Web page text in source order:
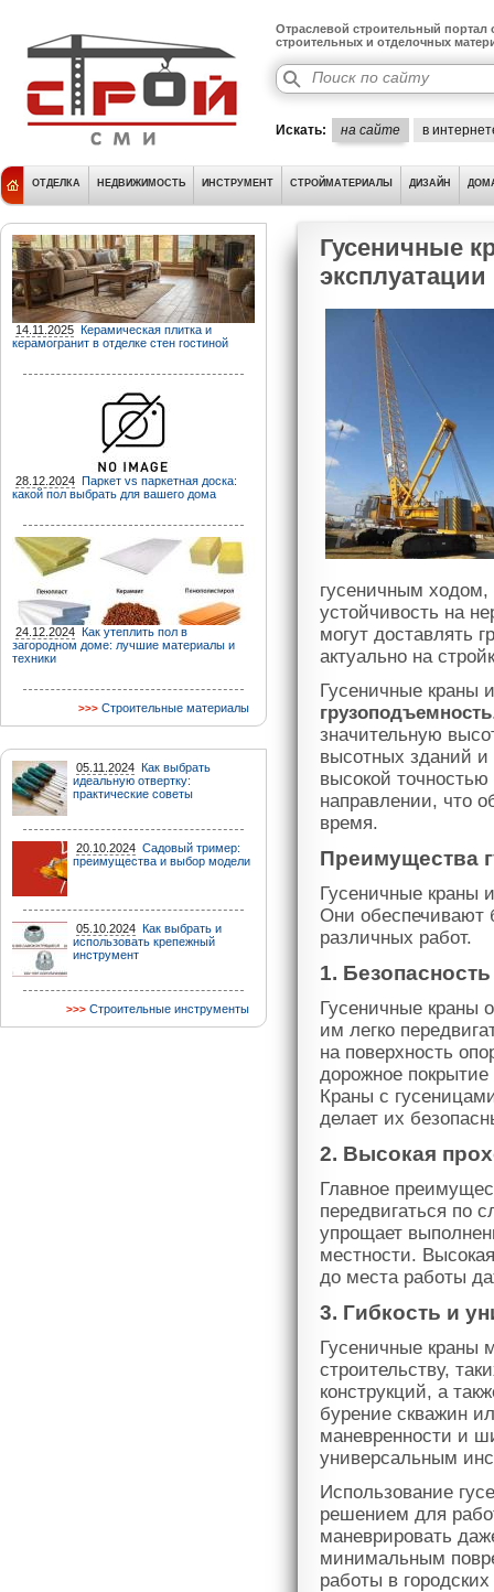
Отраслевой строительный портал
строительных и отделочных
Искать: на сайте в
ОТДЕЛКА НЕДВИЖИМОСТЬ ИНСТРУМЕНТ СТРОЙМАТЕРИАЛЫ ДИЗАЙН
14.11.2025 Керамическая плитка и
керамогранит в отделке стен гостиной
28.12.2024 Паркет vs паркетная доска:
какой пол выбрать для вашего дома
24.12.2024 Как утеплить пол в
загородном доме: лучшие материалы и
техники
Строительные материалы
05.11.2024 Как выбрать
идеальную отвертку:
практические советы
20.10.2024 Садовый тример:
преимущества и выбор модели
05.10.2024 Как выбрать и
использовать крепежный
инструмент
Строительные инструменты
Гусеничные
эксплуатации
гусеничным ходом,
устойчивость на
могут доставлять
актуально на
Гусеничные краны
грузоподъемность
значительную
высотных зданий и
высокой
направлении, что
время.
Преимущества
Гусеничные краны
Они обеспечивают
различных работ.
1.
Гусеничные краны
им легко
на поверхность
дорожное
Краны с
делает их
2. Высокая
Главное
передвигаться по
упрощает
местности.
до места работы
3. Гибкость и
Гусеничные краны
строительству,
конструкций, а
бурение скважин
маневренности и
универсальным
Использование
решением для
маневрировать
минимальным
работы в